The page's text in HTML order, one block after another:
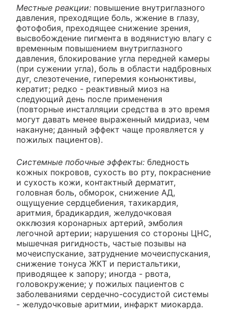
Местные реакции: повышение внутриглазного
давления, преходящие боль, жжение в глазу,
фотофобия, преходящее снижение зрения,
высвобождение пигмента в водянистую влагу с
временным повышением внутриглазного
давления, блокирование угла передней камеры
(при сужении угла), боль в области надбровных
дуг, слезотечение, гиперемия конъюнктивы,
кератит; редко - реактивный миоз на
следующий день после применения
(повторные инсталляции средства в это время
могут давать менее выраженный мидриаз, чем
накануне; данный эффект чаще проявляется у
пожилых пациентов).
Системные побочные эффекты: бледность
кожных покровов, сухость во рту, покраснение
и сухость кожи, контактный дерматит,
головная боль, обморок, снижение АД,
ощущуение сердцебиения, тахикардия,
аритмия, брадикардия, желудочковая
окклюзия коронарных артерий, эмболия
легочной артерии; нарушения со стороны ЦНС,
мышечная ригидность, частые позывы на
мочеиспускание, затруднение мочеиспускания,
снижение тонуса ЖКТ и перистальтики,
приводящее к запору; иногда - рвота,
головокружение; у пожилых пациентов с
заболеваниями сердечно-сосудистой системы
- желудочковые аритмии, инфаркт миокарда.